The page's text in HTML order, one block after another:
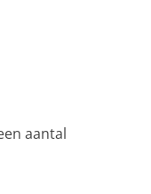
aantal